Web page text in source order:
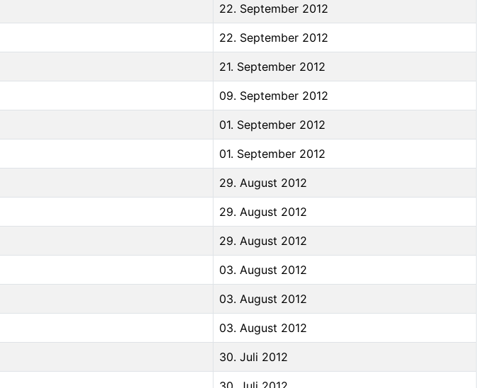
22. September 2012
22. September 2012
21. September 2012
09. September 2012
01. September 2012
01. September 2012
29. August 2012
29. August 2012
29. August 2012
03. August 2012
03. August 2012
03. August 2012
30. Juli 2012